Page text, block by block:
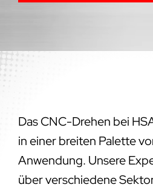
Das CNC-Drehen bei
in einer breiten Palette
Anwendung. Unsere
über verschiedene